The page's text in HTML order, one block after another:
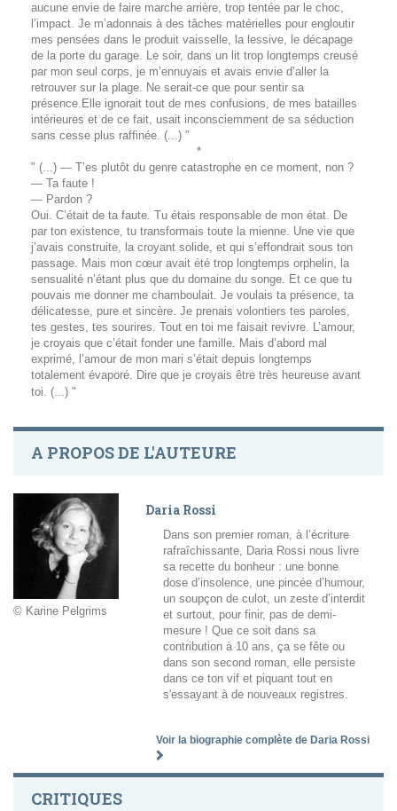
aucune envie de faire marche arrière, trop tentée par le choc,
l’impact. Je m’adonnais à des tâches matérielles pour engloutir
mes pensées dans le produit vaisselle, la lessive, le décapage
de la porte du garage. Le soir, dans un lit trop longtemps creusé
par mon seul corps, je m’ennuyais et avais envie d’aller la
retrouver sur la plage. Ne serait-ce que pour sentir sa
présence.Elle ignorait tout de mes confusions, de mes batailles
intérieures et de ce fait, usait inconsciemment de sa séduction
sans cesse plus raffinée. (...) "
*
" (...) — T’es plutôt du genre catastrophe en ce moment, non ?
— Ta faute !
— Pardon ?
Oui. C’était de ta faute. Tu étais responsable de mon état. De
par ton existence, tu transformais toute la mienne. Une vie que
j’avais construite, la croyant solide, et qui s’effondrait sous ton
passage. Mais mon cœur avait été trop longtemps orphelin, la
sensualité n’étant plus que du domaine du songe. Et ce que tu
pouvais me donner me chamboulait. Je voulais ta présence, ta
délicatesse, pure et sincère. Je prenais volontiers tes paroles,
tes gestes, tes sourires. Tout en toi me faisait revivre. L’amour,
je croyais que c’était fonder une famille. Mais d’abord mal
exprimé, l’amour de mon mari s’était depuis longtemps
totalement évaporé. Dire que je croyais être très heureuse avant
toi. (...) "
A PROPOS DE L'AUTEURE
© Karine Pelgrims
Daria Rossi
Dans son premier roman, à l’écriture
rafraîchissante, Daria Rossi nous livre
sa recette du bonheur : une bonne
dose d’insolence, une pincée d’humour,
un soupçon de culot, un zeste d’interdit
et surtout, pour finir, pas de demi-
mesure ! Que ce soit dans sa
contribution à 10 ans, ça se fête ou
dans son second roman, elle persiste
dans ce ton vif et piquant tout en
s'essayant à de nouveaux registres.
Voir la biographie complète de Daria Rossi
CRITIQUES